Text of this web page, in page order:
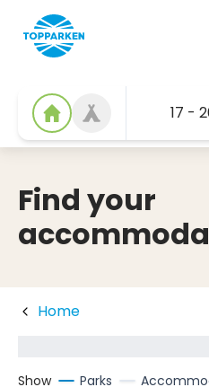
17 -
Find your
Home
Show Parks